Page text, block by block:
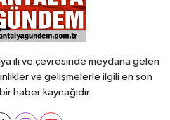
ili ve çevresinde meydana gelen
ve gelişmelerle ilgili en son
haber kaynağıdır.